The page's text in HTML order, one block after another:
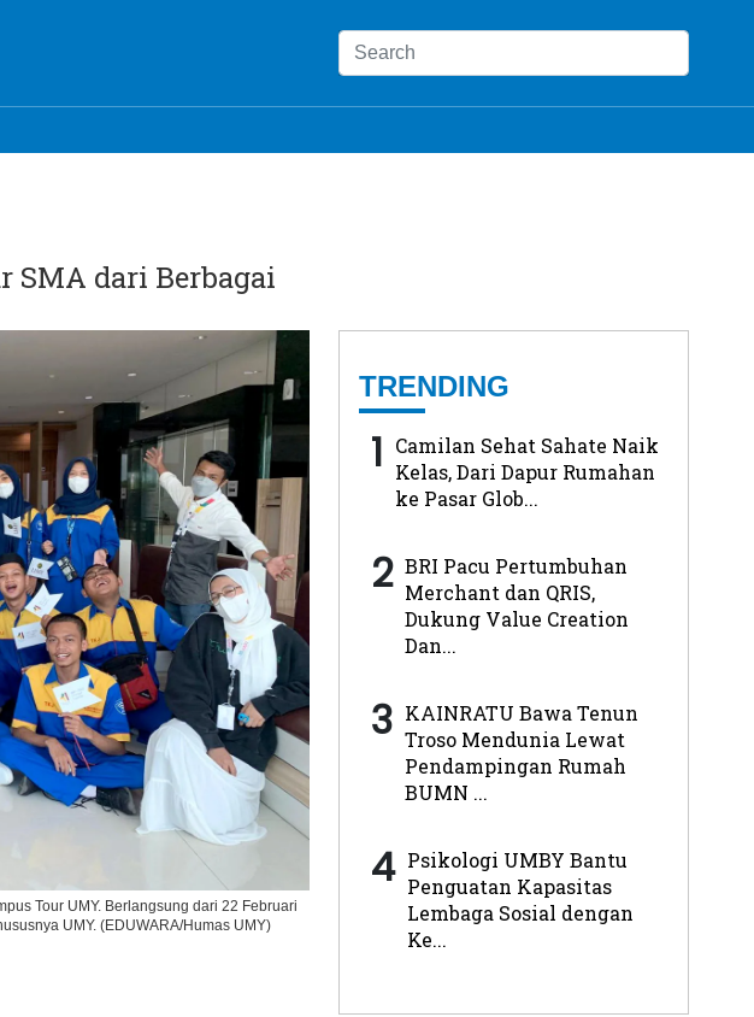
SMA dari Berbagai
Tour UMY. Berlangsung dari 22 Februari
UMY. (EDUWARA/Humas UMY)
TRENDING
1 Camilan Sehat Sahate Naik
Kelas, Dari Dapur Rumahan
ke Pasar Glob...
2 BRI Pacu Pertumbuhan
Merchant dan QRIS,
Dukung Value Creation
Dan...
3 KAINRATU Bawa Tenun
Troso Mendunia Lewat
Pendampingan Rumah
BUMN ...
4 Psikologi UMBY Bantu
Penguatan Kapasitas
Lembaga Sosial dengan
Ke...